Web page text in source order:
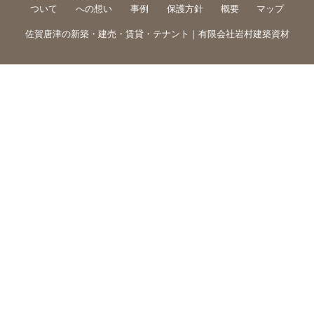
ついて
への想い
事例
保護方針
概要
マップ
佐賀唐津の新築・建売・賃貸・テナント｜有限会社岩村建築資材